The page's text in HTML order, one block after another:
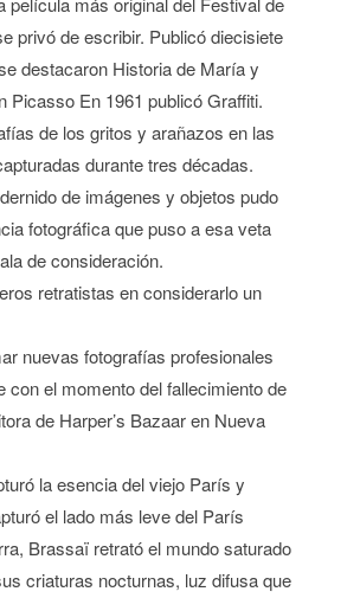
privó de escribir. Publicó diecisiete
destacaron Historia de María y
Picasso En 1961 publicó Graffiti.
de los gritos y arañazos en las
durante tres décadas.
de imágenes y objetos pudo
fotográfica que puso a esa veta
de consideración.
retratistas en considerarlo un
nuevas fotografías profesionales
con el momento del fallecimiento de
de Harper’s Bazaar en Nueva
la esencia del viejo París y
el lado más leve del París
Brassaï retrató el mundo saturado
criaturas nocturnas, luz difusa que